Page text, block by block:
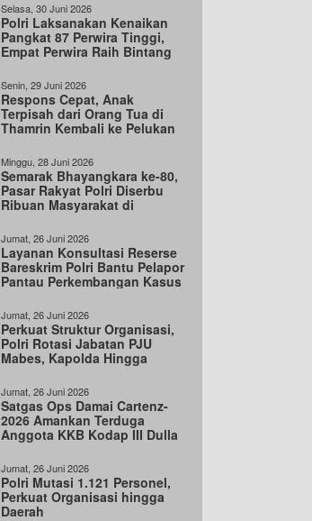
Selasa, 30 Juni 2026
Polri Laksanakan Kenaikan
Pangkat 87 Perwira Tinggi,
Empat Perwira Raih Bintang
Senin, 29 Juni 2026
Respons Cepat, Anak
Terpisah dari Orang Tua di
Thamrin Kembali ke Pelukan
Minggu, 28 Juni 2026
Semarak Bhayangkara ke-80,
Pasar Rakyat Polri Diserbu
Ribuan Masyarakat di
Jumat, 26 Juni 2026
Layanan Konsultasi Reserse
Bareskrim Polri Bantu Pelapor
Pantau Perkembangan Kasus
Jumat, 26 Juni 2026
Perkuat Struktur Organisasi,
Polri Rotasi Jabatan PJU
Mabes, Kapolda Hingga
Jumat, 26 Juni 2026
Satgas Ops Damai Cartenz-
2026 Amankan Terduga
Anggota KKB Kodap III Dulla
Jumat, 26 Juni 2026
Polri Mutasi 1.121 Personel,
Perkuat Organisasi hingga
Daerah